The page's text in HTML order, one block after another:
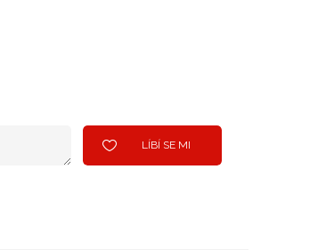
LÍBÍ SE MI